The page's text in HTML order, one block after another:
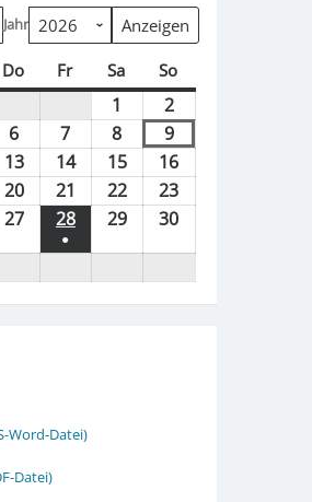
Jahr
Do Donnerstag
FrFreitag
Sa Samstag
So
1 01.08.2026
202.08.2026
6 06.08.2026
7 07.08.2026
8 08.08.2026
909.08.2026
1313.08.2026
1414.08.2026
1515.08.2026
16
2020.08.2026
21 21.08.2026
2222.08.2026
23
2727.08.2026
2828.08.2026
●
2929.08.2026
30
Word-Datei)
Datei)